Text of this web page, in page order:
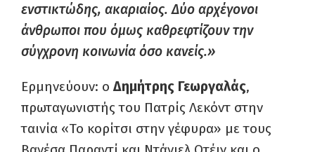
ενστικτώδης, ακαριαίος. Δύο αρχέγονοι
άνθρωποι που όμως καθρεφτίζουν την
σύγχρονη κοινωνία όσο κανείς.»
Ερμηνεύουν: ο Δημήτρης Γεωργαλάς,
πρωταγωνιστής του Πατρίς Λεκόντ στην
ταινία «Το κορίτσι στην γέφυρα» με τους